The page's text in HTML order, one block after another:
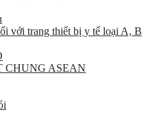
với trang thiết bị y tế loại A, B
CHUNG ASEAN